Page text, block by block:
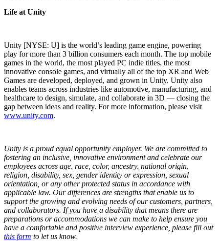
Life at Unity
Unity [NYSE: U] is the world’s leading game engine, powering
play for more than 3 billion consumers each month. The top mobile
games in the world, the most played PC indie titles, the most
innovative console games, and virtually all of the top XR and Web
Games are developed, deployed, and grown in Unity. Unity also
enables teams across industries like automotive, manufacturing, and
healthcare to design, simulate, and collaborate in 3D — closing the
gap between ideas and reality. For more information, please visit
www.unity.com.
Unity is a proud equal opportunity employer. We are committed to
fostering an inclusive, innovative environment and celebrate our
employees across age, race, color, ancestry, national origin,
religion, disability, sex, gender identity or expression, sexual
orientation, or any other protected status in accordance with
applicable law. Our differences are strengths that enable us to
support the growing and evolving needs of our customers, partners,
and collaborators. If you have a disability that means there are
preparations or accommodations we can make to help ensure you
have a comfortable and positive interview experience, please fill out
this form to let us know.